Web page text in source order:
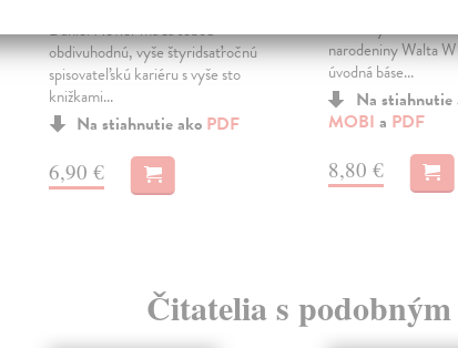
Daniel Hevier má za sebou
obdivuhodnú, vyše štyridsaťročnú
spisovateľskú kariéru s vyše sto
knižkami...
Na stiahnutie ako PDF
6,90 €
narodeniny Walta
úvodná báse...
Na stiahnutie
MOBI a PDF
8,80 €
Čitatelia s